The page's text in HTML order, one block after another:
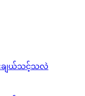
ချယ်သင့်သလဲ